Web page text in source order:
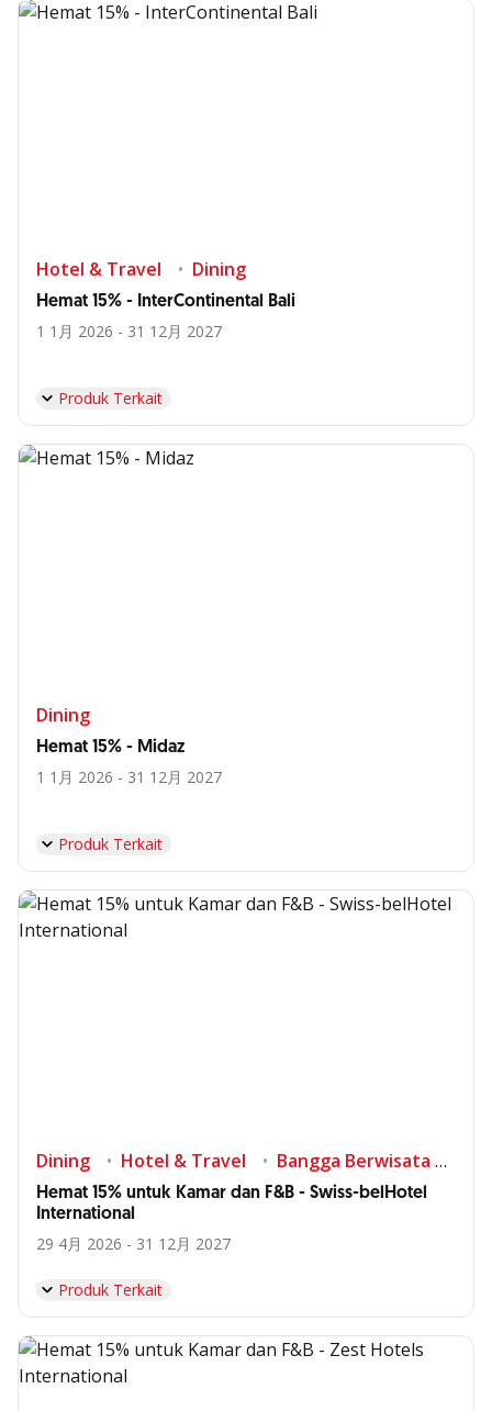
Hotel & Travel Dining
Hemat 15% - InterContinental Bali
1 1月 2026 - 31 12月 2027
Produk Terkait
Dining
Hemat 15% - Midaz
1 1月 2026 - 31 12月 2027
Produk Terkait
Dining Hotel & Travel Bangga Berwisata di Indonesia
Hemat 15% untuk Kamar dan F&B - Swiss-belHotel
International
29 4月 2026 - 31 12月 2027
Produk Terkait